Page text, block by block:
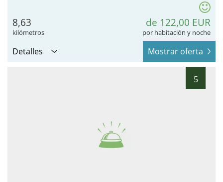
8,63
kilómetros
de 122,00 EUR
por habitación y noche
Detalles Mostrar oferta
5